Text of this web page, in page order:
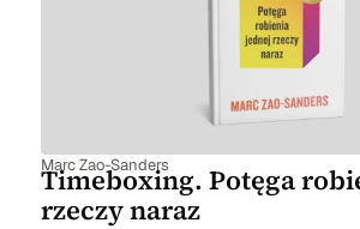
Marc Zao-Sanders
Timeboxing. Potęga
rzeczy naraz